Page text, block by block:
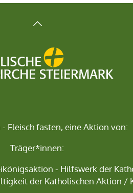
- Fleisch fasten, eine Aktion von:
Träger*innen:
- Hilfswerk der
der Katholischen Aktion /